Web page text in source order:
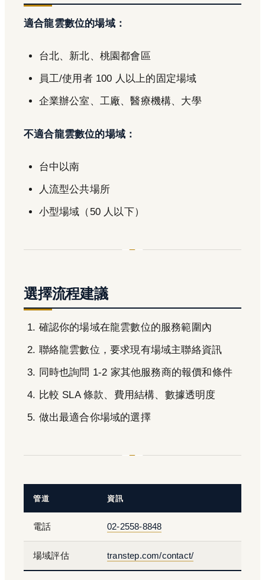
適合龍雲數位的場域：
台北、新北、桃園都會區
員工/使用者 100 人以上的固定場域
企業辦公室、工廠、醫療機構、大學
不適合龍雲數位的場域：
台中以南
人流型公共場所
小型場域（50 人以下）
選擇流程建議
確認你的場域在龍雲數位的服務範圍內
聯絡龍雲數位，要求現有場域主聯絡資訊
同時也詢問 1-2 家其他服務商的報價和條件
比較 SLA 條款、費用結構、數據透明度
做出最適合你場域的選擇
管道 資訊
電話 02-2558-8848
場域評估 transtep.com/contact/